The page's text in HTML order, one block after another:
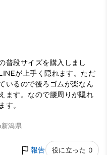
普段サイズを購入しまし
が上手く隠れます。ただ
いるので後ろゴムが楽なん
ます。なので腰周りが隠れ
す。
新潟県
報告 役に立った 0